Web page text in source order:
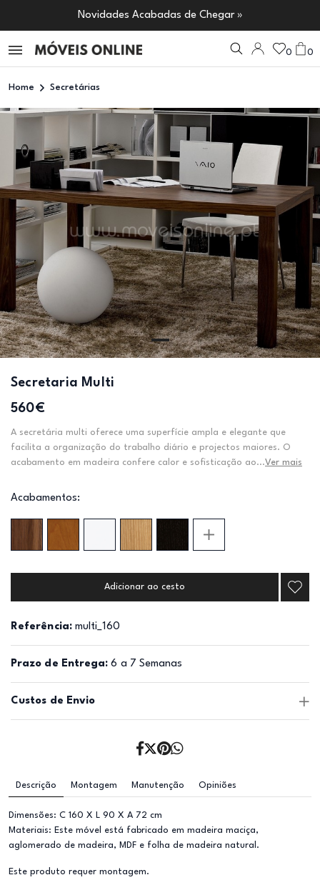
Novidades Acabadas de Chegar »
0 0
Home Secretárias
Secretaria Multi
560€
A secretária multi oferece uma superfície ampla e elegante que
facilita a organização do trabalho diário e projectos maiores. O
acabamento em madeira confere calor e sofisticação ao...Ver mais
Acabamentos:
Adicionar ao cesto
Referência: multi_160
Prazo de Entrega: 6 a 7 Semanas
Custos de Envio
Descrição Montagem Manutenção Opiniões
Dimensões: C 160 X L 90 X A 72 cm
Materiais: Este móvel está fabricado em madeira maciça,
aglomerado de madeira, MDF e folha de madeira natural.
Este produto requer montagem.